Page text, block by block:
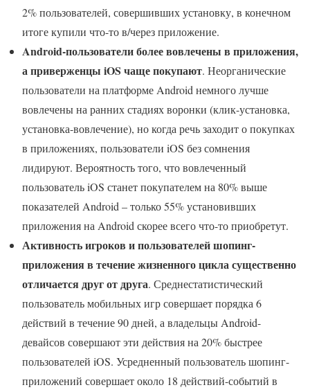
2% пользователей, совершивших установку, в конечном
итоге купили что-то в/через приложение.
Android-пользователи более вовлечены в приложения,
а приверженцы iOS чаще покупают. Неорганические
пользователи на платформе Android немного лучше
вовлечены на ранних стадиях воронки (клик-установка,
установка-вовлечение), но когда речь заходит о покупках
в приложениях, пользователи iOS без сомнения
лидируют. Вероятность того, что вовлеченный
пользователь iOS станет покупателем на 80% выше
показателей Android – только 55% установивших
приложения на Android скорее всего что-то приобретут.
Активность игроков и пользователей шопинг-
приложения в течение жизненного цикла существенно
отличается друг от друга. Среднестатистический
пользователь мобильных игр совершает порядка 6
действий в течение 90 дней, а владельцы Android-
девайсов совершают эти действия на 20% быстрее
пользователей iOS. Усредненный пользователь шопинг-
приложений совершает около 18 действий-событий в